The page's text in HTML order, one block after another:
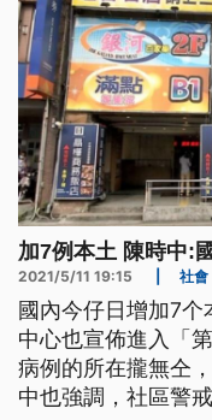
加7例本土 陳時中:
2021/5/11 19:15 社會
國內今仔日增加7
中心也宣佈進入「
病例的所在攏無仝
中也強調，社區警